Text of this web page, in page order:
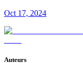
Oct 17, 2024
Auteurs